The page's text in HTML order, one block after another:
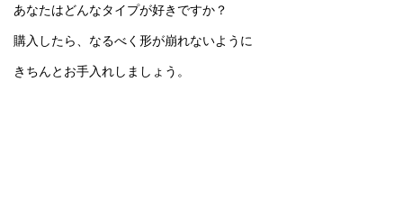
あなたはどんなタイプが好き ですか？
購入したら、なるべく形が崩れないように
きちんとお手入れしましょう。